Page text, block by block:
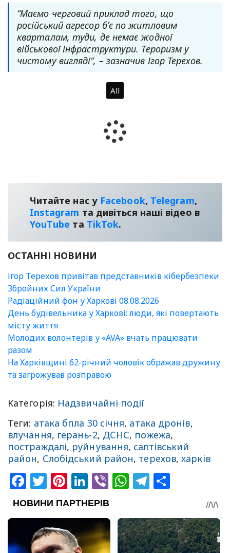
“Маємо черговий приклад того, що
російський агресор бʼє по житловим
кварталам, туди, де немає жодної
військової інфраструктури. Тероризм у
чистому вигляді”, – зазначив Ігор Терехов.
All
Читайте нас у Facebook, Telegram,
Instagram та дивіться наші відео в
YouТube та TikTok.
ОСТАННІ НОВИНИ
Ігор Терехов привітав представників кібербезпеки
Збройних Сил України
Радіаційний фон у Харкові 08.08.2026
День будівельника у Харкові: люди, які повертають
місту життя
Молодих волонтерів у «AVA» вчать працювати
разом
На Харківщині 62-річний чоловік ображав дружину
та загрожував розправою
Категорія: Надзвичайні події
Теги: атака бпла 30 січня, атака дронів,
влучання, герань-2, ДСНС, пожежа,
постраждалі, руйнування, салтівський
район, Слобідський район, терехов,харків
Facebook
Twitter
Pinterest
LinkedIn
ViberWhatsApp
Telegram